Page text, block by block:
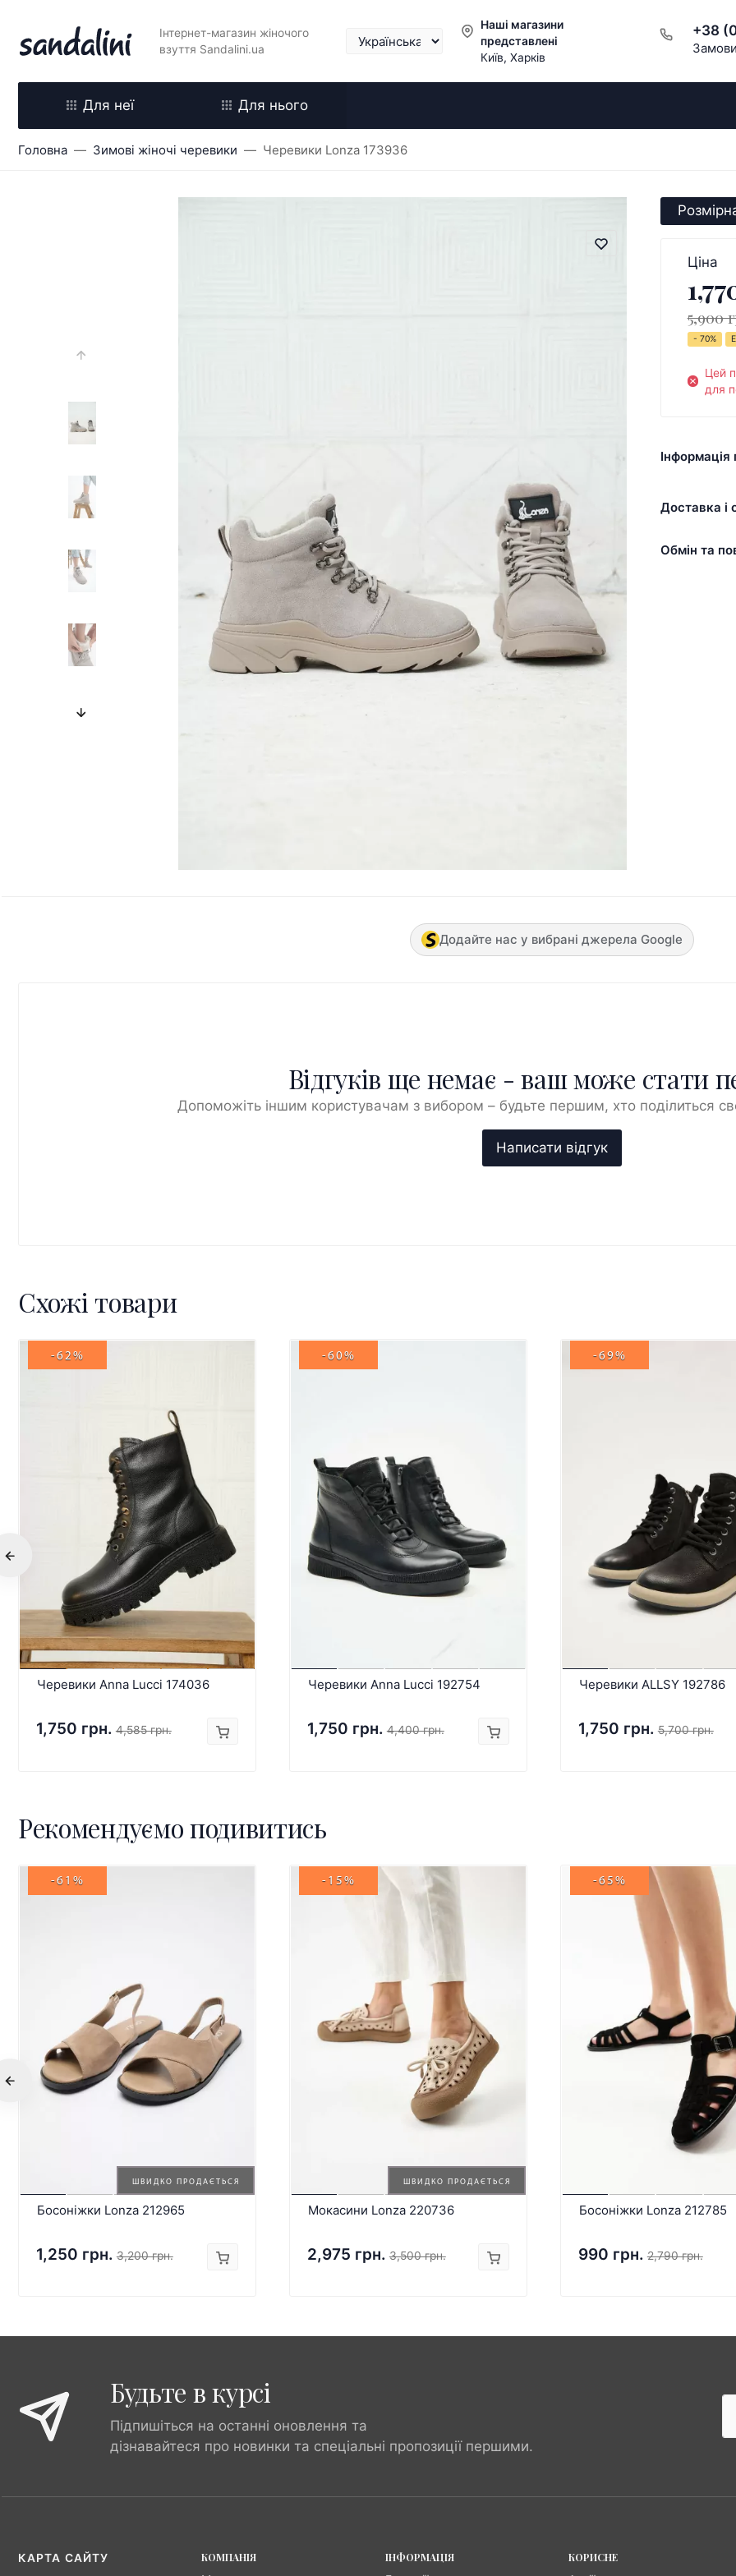
Інтернет-магазин жіночого
взуття Sandalini.ua
Наші магазини
представлені
Київ, Харків
+38
Для неї Для нього
Головна Зимові жіночі черевики Черевики Lonza 173936
Ціна
5,900
- 70%
Цей
для
Інформація
Доставка і
Обмін та
Додайте нас у вибрані джерела Google
Відгуків ще немає - ваш може стати
Допоможіть іншим користувачам з вибором – будьте першим, хто поділиться
Схожі товари
-62%
Черевики Anna Lucci 174036
1,750 грн. 4,585 грн.
-60%
Черевики Anna Lucci 192754
1,750 грн. 4,400 грн.
-69%
Черевики ALLSY 192786
1,750 грн. 5,700 грн.
Рекомендуємо подивитись
ШВИДКО ПРОДАЄТЬСЯ
-61%
Босоніжки Lonza 212965
1,250 грн. 3,200 грн.
ШВИДКО ПРОДАЄТЬСЯ
-15%
Мокасини Lonza 220736
2,975 грн. 3,500 грн.
-65%
Босоніжки Lonza 212785
990 грн. 2,790 грн.
Будьте в курсі
Підпишіться на останні оновлення та
дізнавайтеся про новинки та спеціальні пропозиції першими.
КАРТА САЙТУ
КОМПАНІЯ
ІНФОРМАЦІЯ
КОРИСНЕ